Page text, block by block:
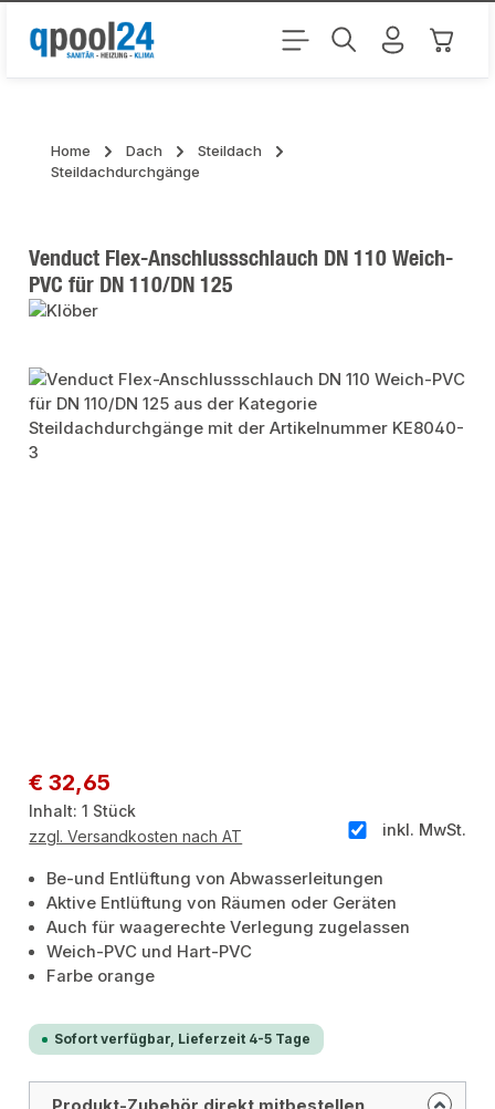
Zum Hauptinhalt springen
Home Dach
Steildach
Steildachdurchgänge
Venduct Flex-Anschlussschlauch DN 110 Weich-
PVC für DN 110/DN 125
Bildergalerie überspringen
Regulärer Preis:
€ 32,65
Inhalt:1 Stück
inkl. MwSt.
zzgl. Versandkosten nach AT
Be-und Entlüftung von Abwasserleitungen
Aktive Entlüftung von Räumen oder Geräten
Auch für waagerechte Verlegung zugelassen
Weich-PVC und Hart-PVC
Farbe orange
Sofort verfügbar, Lieferzeit 4-5 Tage